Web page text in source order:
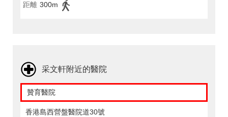
距離 300m
采文軒附近的醫院
贊育醫院
香港島西營盤醫院道30號